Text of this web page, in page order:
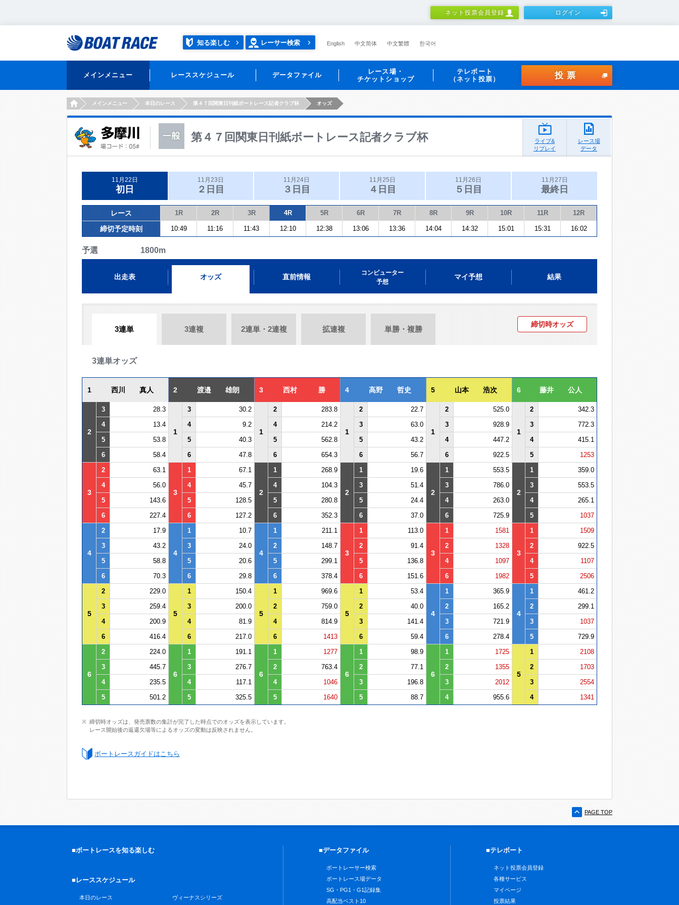
ネット投票会員登録 ログイン
知る楽しむ レーサー検索 English 中文简体 中文繁體 한국어
メインメニュー レーススケジュール データファイル
レース場・
チケットショップ
テレボート
（ネット投票）
投票
HOMEメインメニュー 本日のレース 第４７回関東日刊紙ボートレース記者クラブ杯 オッズ
第４７回関東日刊紙ボートレース記者クラブ杯
ライブ&
リプレイ
レース場
データ
11月22日
初日
11月23日
２日目
11月24日
３日目
11月25日
４日目
11月26日
５日目
11月27日
最終日
レース 1R 2R 3R 4R 5R 6R 7R 8R 9R 10R 11R 12R
締切予定時刻 10:49 11:16 11:43 12:10 12:38 13:06 13:36 14:04 14:32 15:01 15:31 16:02
予選 1800m
出走表 オッズ 直前情報
コンピューター
予想
マイ予想 結果
3連単 3連複 2連単・2連複 拡連複 単勝・複勝
締切時オッズ
3連単オッズ
1 西川 真人 2 渡邉 雄朗 3 西村 勝 4 高野 哲史 5 山本 浩次 6 藤井 公人
2
3 28.3
1
3 30.2
1
2 283.8
1
2 22.7
1
2 525.0
1
2
342.3
4
13.4 4 9.2 4 214.2 3 63.0 3 928.9 3
772.3
5
53.8 5 40.3 5 562.8 5 43.2 4 447.2 4
415.1
6
58.4 6 47.8 6 654.3 6 56.7 6 922.5 5 1253
3
2 63.1
3
1 67.1
2
1 268.9
2
1 19.6
2
1 553.5
2
1
359.0
4
56.0 4 45.7 4 104.3 3 51.4 3 786.0 3
553.5
5
143.6 5 128.5 5 280.8 5 24.4 4 263.0 4
265.1
6
227.4 6 127.2 6 352.3 6 37.0 6 725.9 5 1037
4
2 17.9
4
1 10.7
4
1 211.1
3
1 113.0
3
1 1581
3
1
1509
3
43.2 3 24.0 2 148.7 2 91.4 2 1328 2
922.5
5
58.8 5 20.6 5 299.1 5 136.8 4 1097 4
1107
6
70.3 6 29.8 6 378.4 6 151.6 6 1982 5 2506
5
2 229.0
5
1 150.4
5
1 969.6
5
1 53.4
4
1 365.9
4
1
461.2
3
259.4 3 200.0 2 759.0 2 40.0 2 165.2 2
299.1
4
200.9 4 81.9 4 814.9 3 141.4 3 721.9 3
1037
6
416.4 6 217.0 6 1413 6 59.4 6 278.4 5 729.9
6
2 224.0
6
1 191.1
6
1 1277
6
1 98.9
6
1 1725
5
1
2108
3
445.7 3 276.7 2 763.4 2 77.1 2 1355 2
1703
4
235.5 4 117.1 4 1046 3 196.8 3 2012 3
2554
5
501.2 5 325.5 5 1640 5 88.7 4 955.6 4 1341
締切時オッズは、発売票数の集計が完了した時点でのオッズを表示しています。
レース開始後の返還欠場等によるオッズの変動は反映されません。
ボートレースガイドはこちら
PAGE TOP
■ボートレースを知る楽しむ
■レーススケジュール
本日のレース ヴィーナスシリーズ
■データファイル
ボートレーサー検索
ボートレース場データ
SG・PG1・G1記録集
高配当ベスト10
■テレボート
ネット投票会員登録
各種サービス
マイページ
投票結果